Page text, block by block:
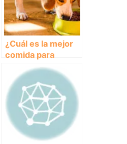
¿Cuál es la mejor
comida para
perros? Aprende a
elegir